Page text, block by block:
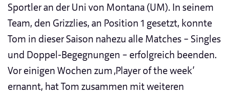
Sportler an der Uni von Montana (UM). In seinem
Team, den Grizzlies, an Position 1 gesetzt, konnte
Tom in dieser Saison nahezu alle Matches – Singles
und Doppel-Begegnungen – erfolgreich beenden.
Vor einigen Wochen zum ‚Player of the week‘
ernannt, hat Tom zusammen mit weiteren